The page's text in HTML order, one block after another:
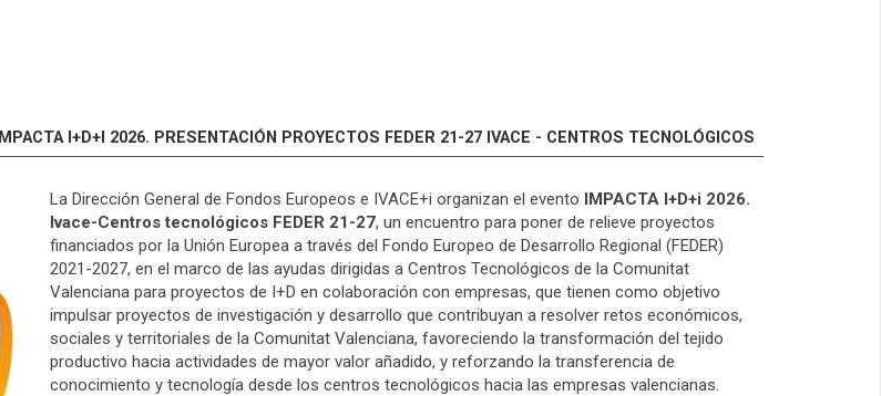
IMPACTA I+D+I 2026. PRESENTACIÓN PROYECTOS FEDER 21-27 IVACE - CENTROS TECNOLÓGICOS
La Dirección General de Fondos Europeos e IVACE+i organizan el evento IMPACTA I+D+i 2026.
Ivace-Centros tecnológicos FEDER 21-27, un encuentro para poner de relieve proyectos
financiados por la Unión Europea a través del Fondo Europeo de Desarrollo Regional (FEDER)
2021-2027, en el marco de las ayudas dirigidas a Centros Tecnológicos de la Comunitat
Valenciana para proyectos de I+D en colaboración con empresas, que tienen como objetivo
impulsar proyectos de investigación y desarrollo que contribuyan a resolver retos económicos,
sociales y territoriales de la Comunitat Valenciana, favoreciendo la transformación del tejido
productivo hacia actividades de mayor valor añadido, y reforzando la transferencia de
conocimiento y tecnología desde los centros tecnológicos hacia las empresas valencianas.